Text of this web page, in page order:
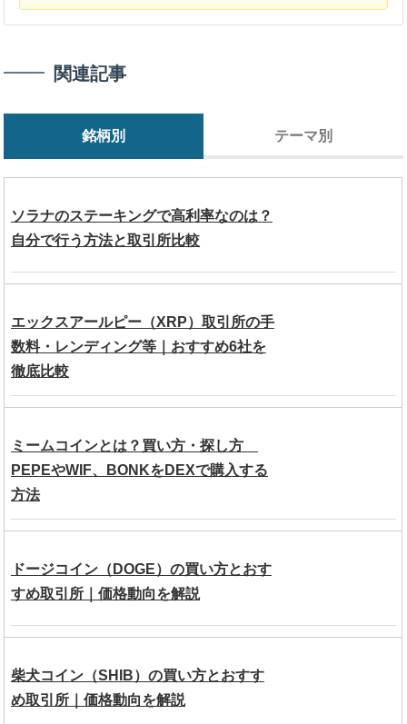
関連記事
銘柄別 テーマ別
ソラナのステーキングで高利率なのは？
自分で行う方法と取引所比較
エックスアールピー（XRP）取引所の手
数料・レンディング等｜おすすめ6社を
徹底比較
ミームコインとは？買い方・探し方
PEPEやWIF、BONKをDEXで購入する
方法
ドージコイン（DOGE）の買い方とおす
すめ取引所｜価格動向を解説
柴犬コイン（SHIB）の買い方とおすす
め取引所｜価格動向を解説